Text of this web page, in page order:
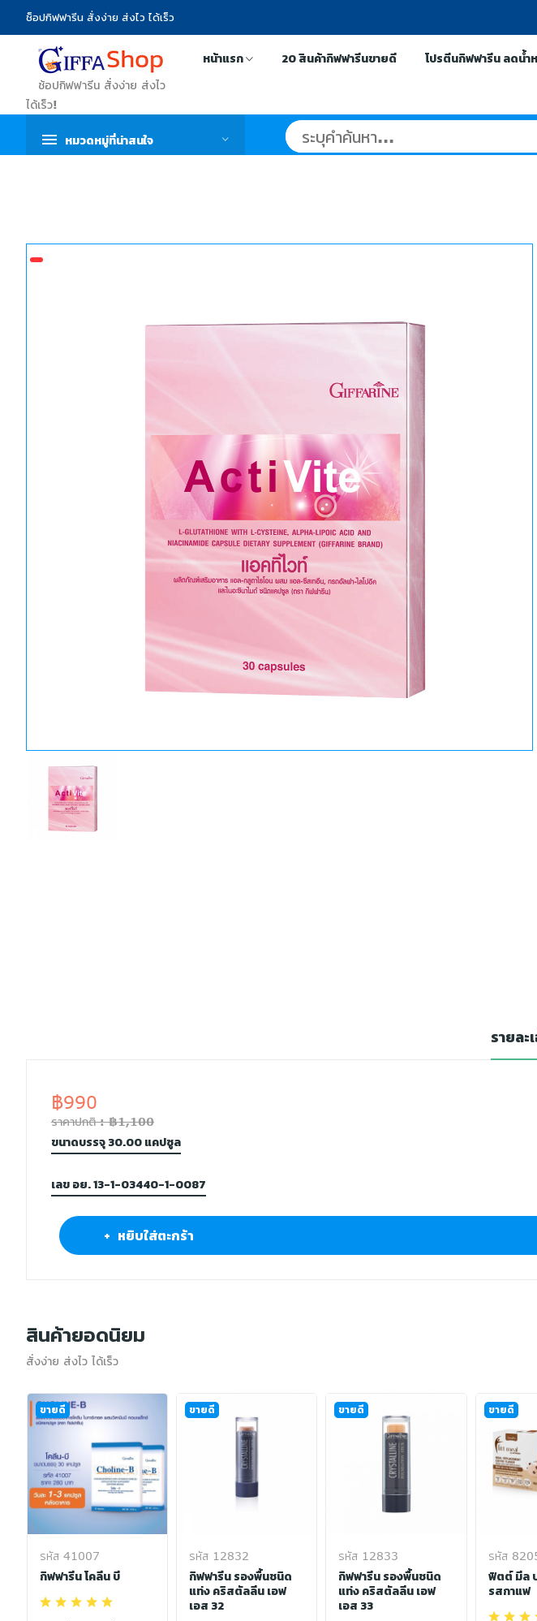
ช็อปกิฟฟารีน สั่งง่าย ส่งไว ได้เร็ว
ช้อปกิฟฟารีน สั่งง่าย ส่งไว
ได้เร็ว!
หน้าแรก 20 สินค้ากิฟฟารีนขายดี โปรตีนกิฟฟารีน ลดน้ำ
หมวดหมู่ที่น่าสนใจ
รายล
฿990
ราคาปกติ : ฿1,100
ขนาดบรรจุ 30.00 แคปซูล
เลข อย. 13-1-03440-1-0087
+ หยิบใส่ตะกร้า
สินค้ายอดนิยม
สั่งง่าย ส่งไว ได้เร็ว
ขายดี
รหัส 41007
กิฟฟารีน โคลีน บี
ขายดี
รหัส 12832
กิฟฟารีน รองพื้นชนิด
แท่ง คริสตัลลีน เอฟ
เอส 32
ขายดี
รหัส 12833
กิฟฟารีน รองพื้นชนิด
แท่ง คริสตัลลีน เอฟ
เอส 33
ขายดี
รหัส
ฟิตต์ มีล
รสกาแฟ